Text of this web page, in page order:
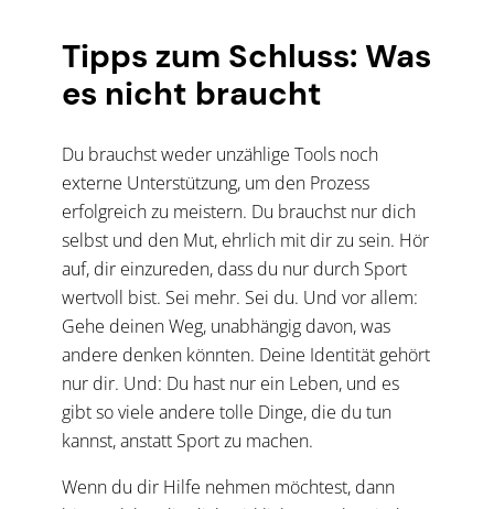
Tipps zum Schluss: Was
es nicht braucht
Du brauchst weder unzählige Tools noch
externe Unterstützung, um den Prozess
erfolgreich zu meistern. Du brauchst nur dich
selbst und den Mut, ehrlich mit dir zu sein. Hör
auf, dir einzureden, dass du nur durch Sport
wertvoll bist. Sei mehr. Sei du. Und vor allem:
Gehe deinen Weg, unabhängig davon, was
andere denken könnten. Deine Identität gehört
nur dir. Und: Du hast nur ein Leben, und es
gibt so viele andere tolle Dinge, die du tun
kannst, anstatt Sport zu machen.
Wenn du dir Hilfe nehmen möchtest, dann